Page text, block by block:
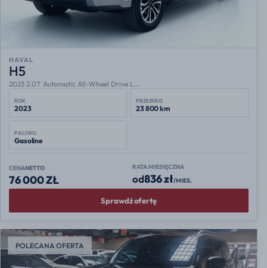
HAVAL
H5
2023 2.0T Automatic All-Wheel Drive L...
ROK
2023
PRZEBIEG
23 800 km
PALIWO
Gasoline
CENANETTO
76 000 ZŁ
RATA MIESIĘCZNA
od836 zł/MIES.
Sprawdź ofertę
POLECANA OFERTA